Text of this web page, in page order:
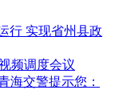
行 实现省州县政
频调度会议
海交警提示您：